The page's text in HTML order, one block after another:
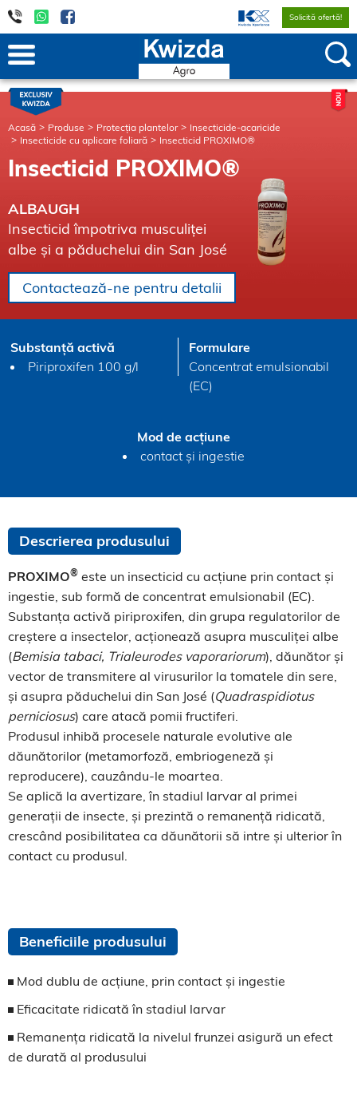
Solicită ofertă!
Acasă Produse Protecția plantelor
Insecticide-acaricide
Insecticide cu aplicare foliară
Insecticid PROXIMO®
Insecticid PROXIMO®
ALBAUGH
Insecticid împotriva musculiței
albe și a păduchelui din San José
Contactează-ne pentru detalii
Substanță activă
Piriproxifen 100 g/l
Formulare
Concentrat emulsionabil
(EC)
Mod de acțiune
contact și ingestie
Descrierea produsului
PROXIMO® este un insecticid cu acțiune prin contact și
ingestie, sub formă de concentrat emulsionabil (EC).
Substanța activă piriproxifen, din grupa regulatorilor de
creștere a insectelor, acționează asupra musculiței albe
(Bemisia tabaci, Trialeurodes vaporariorum), dăunător și
vector de transmitere al virusurilor la tomatele din sere,
și asupra păduchelui din San José (Quadraspidiotus
perniciosus) care atacă pomii fructiferi.
Produsul inhibă procesele naturale evolutive ale
dăunătorilor (metamorfoză, embriogeneză și
reproducere), cauzându-le moartea.
Se aplică la avertizare, în stadiul larvar al primei
generații de insecte, și prezintă o remanență ridicată,
crescând posibilitatea ca dăunătorii să intre și ulterior în
contact cu produsul.
Beneficiile produsului
Mod dublu de acțiune, prin contact și ingestie
Eficacitate ridicată în stadiul larvar
Remanența ridicată la nivelul frunzei asigură un efect
de durată al produsului